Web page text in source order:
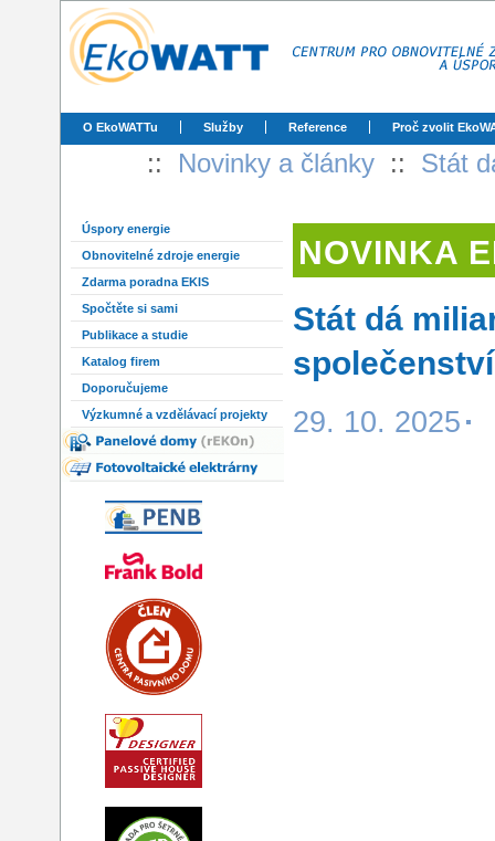
O EkoWATTu Služby Reference Proč zvolit
:: Novinky a články :: Stát
Úspory energie
Obnovitelné zdroje energie
Zdarma poradna EKIS
Spočtěte si sami
Publikace a studie
Katalog firem
Doporučujeme
Výzkumné a vzdělávací projekty
NOVINKA
Stát dá
29. 10. 2025